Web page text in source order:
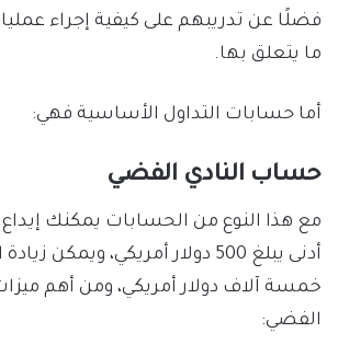
فضلًا عن تدريبهم على كيفية إجراء
ما يتعلق بها.
أما حسابات التداول الأساسية فهي:
حساب النادي الفضي
مع هذا النوع من الحسابات يمكنك
أدنى يبلغ 500 دولار أمريكي، ويمكن
خمسة آلاف دولار أمريكي، ومن أهم
الفضي: